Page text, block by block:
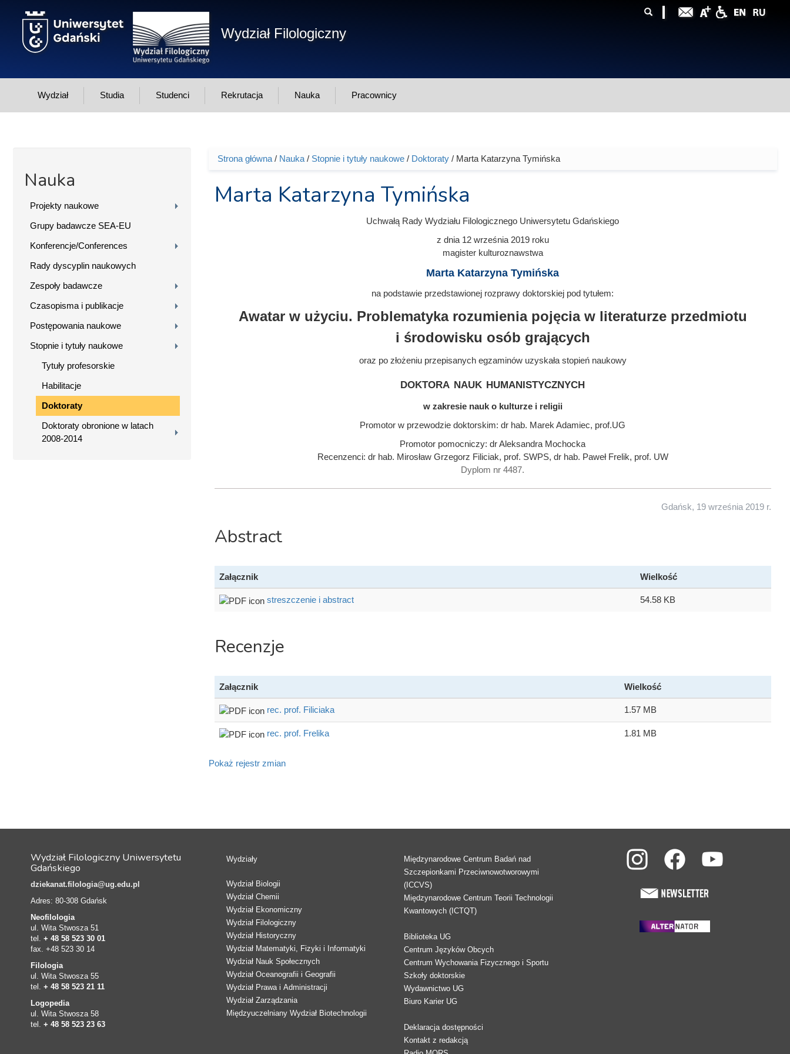
Wydział Filologiczny
Wydział Studia Studenci Rekrutacja Nauka Pracownicy
Nauka
Projekty naukowe
Grupy badawcze SEA-EU
Konferencje/Conferences
Rady dyscyplin naukowych
Zespoły badawcze
Czasopisma i publikacje
Postępowania naukowe
Stopnie i tytuły naukowe
Tytuły profesorskie
Habilitacje
Doktoraty
Doktoraty obronione w latach
2008-2014
Jesteś tutaj
Strona główna/ Nauka/ Stopnie i tytuły naukowe/ Doktoraty/ Marta Katarzyna Tymińska
Marta Katarzyna Tymińska
Uchwałą Rady Wydziału Filologicznego Uniwersytetu Gdańskiego
z dnia 12 września 2019roku
magister kulturoznawstwa
Marta Katarzyna Tymińska
na podstawie przedstawionej rozprawy doktorskiej pod tytułem:
Awatar w użyciu. Problematyka rozumienia pojęcia w literaturze przedmiotu
i środowisku osób grających
oraz po złożeniu przepisanych egzaminów uzyskała stopień naukowy
doktora nauk humanistycznych
w zakresie nauk o kulturze i religii
Promotor w przewodzie doktorskim: dr hab. Marek Adamiec, prof.UG
Promotor pomocniczy: dr Aleksandra Mochocka
Recenzenci: dr hab. Mirosław Grzegorz Filiciak, prof. SWPS, dr hab. Paweł Frelik, prof. UW
Dyplom nr 4487.
Gdańsk, 19 września 2019 r.
Abstract
Załącznik Wielkość
streszczenie i abstract 54.58 KB
Recenzje
Załącznik Wielkość
rec. prof. Filiciaka 1.57 MB
rec. prof. Frelika 1.81 MB
Pokaż rejestr zmian
Wydział Filologiczny Uniwersytetu
Gdańskiego
dziekanat.filologia@ug.edu.pl
Adres: 80-308 Gdańsk
Neofilologia
ul. Wita Stwosza 51
tel. + 48 58 523 30 01
fax. +48 523 30 14
Filologia
ul. Wita Stwosza 55
tel. + 48 58 523 21 11
Logopedia
ul. Wita Stwosza 58
tel. + 48 58 523 23 63
Wydziały
Wydział Biologii
Wydział Chemii
Wydział Ekonomiczny
Wydział Filologiczny
Wydział Historyczny
Wydział Matematyki, Fizyki i Informatyki
Wydział Nauk Społecznych
Wydział Oceanografii i Geografii
Wydział Prawa i Administracji
Wydział Zarządzania
Międzyuczelniany Wydział Biotechnologii
Międzynarodowe Centrum Badań nad
Szczepionkami Przeciwnowotworowymi
(ICCVS)
Międzynarodowe Centrum Teorii Technologii
Kwantowych (ICTQT)
Biblioteka UG
Centrum Języków Obcych
Centrum Wychowania Fizycznego i Sportu
Szkoły doktorskie
Wydawnictwo UG
Biuro Karier UG
Deklaracja dostępności
Kontakt z redakcją